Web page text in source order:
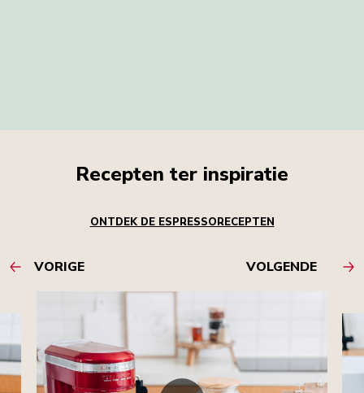
Recepten ter inspiratie
ONTDEK DE ESPRESSORECEPTEN
VORIGE VOLGENDE